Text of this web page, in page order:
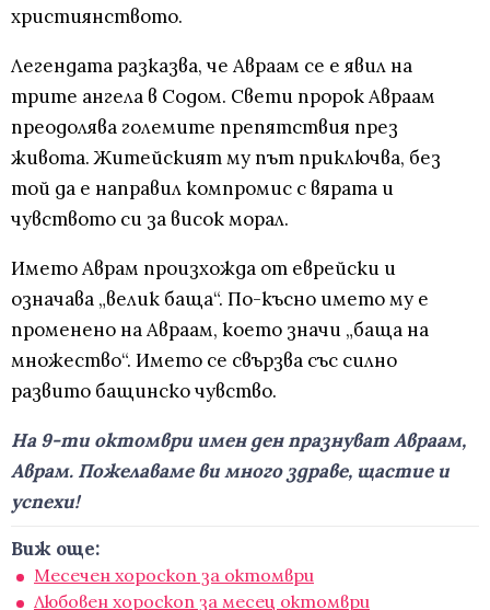
християнството.
Легендата разказва, че Авраам се е явил на
трите ангела в Содом. Свети пророк Авраам
преодолява големите препятствия през
живота. Житейският му път приключва, без
той да е направил компромис с вярата и
чувството си за висок морал.
Името Аврам произхожда от еврейски и
означава „велик баща“. По-късно името му е
променено на Авраам, което значи „баща на
множество“. Името се свързва със силно
развито бащинско чувство.
На 9-ти октомври имен ден празнуват Авраам,
Аврам. Пожелаваме ви много здраве, щастие и
успехи!
Виж още:
Месечен хороскоп за октомври
Любовен хороскоп за месец октомври